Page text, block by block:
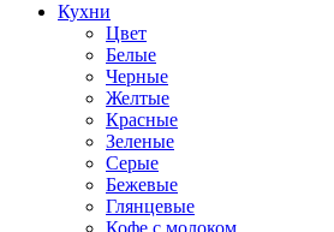
Кухни
Цвет
Белые
Черные
Желтые
Красные
Зеленые
Серые
Бежевые
Глянцевые
Кофе с молоком